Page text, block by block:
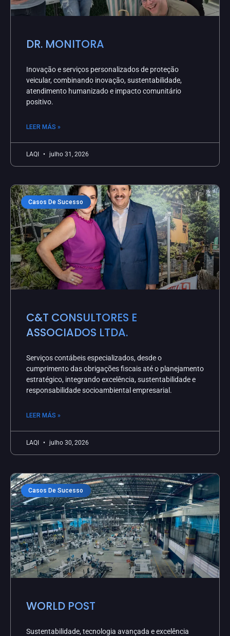
DR. MONITORA
Inovação e serviços personalizados de proteção
veicular, combinando inovação, sustentabilidade,
atendimento humanizado e impacto comunitário
positivo.
LEER MÁS »
LAQI julho 31, 2026
Casos De Sucesso
C&T CONSULTORES E
ASSOCIADOS LTDA.
Serviços contábeis especializados, desde o
cumprimento das obrigações fiscais até o planejamento
estratégico, integrando excelência, sustentabilidade e
responsabilidade socioambiental empresarial.
LEER MÁS »
LAQI julho 30, 2026
Casos De Sucesso
WORLD POST
Sustentabilidade, tecnologia avançada e excelência